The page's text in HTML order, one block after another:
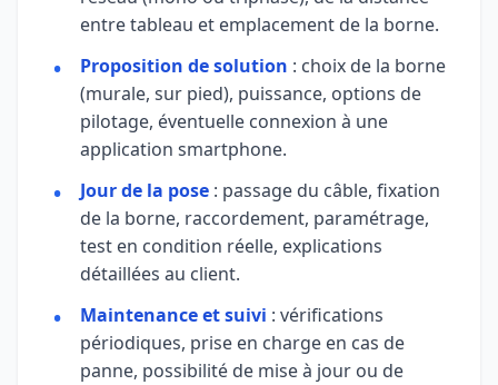
entre tableau et emplacement de la borne.
Proposition de solution : choix de la borne
(murale, sur pied), puissance, options de
pilotage, éventuelle connexion à une
application smartphone.
Jour de la pose : passage du câble, fixation
de la borne, raccordement, paramétrage,
test en condition réelle, explications
détaillées au client.
Maintenance et suivi : vérifications
périodiques, prise en charge en cas de
panne, possibilité de mise à jour ou de